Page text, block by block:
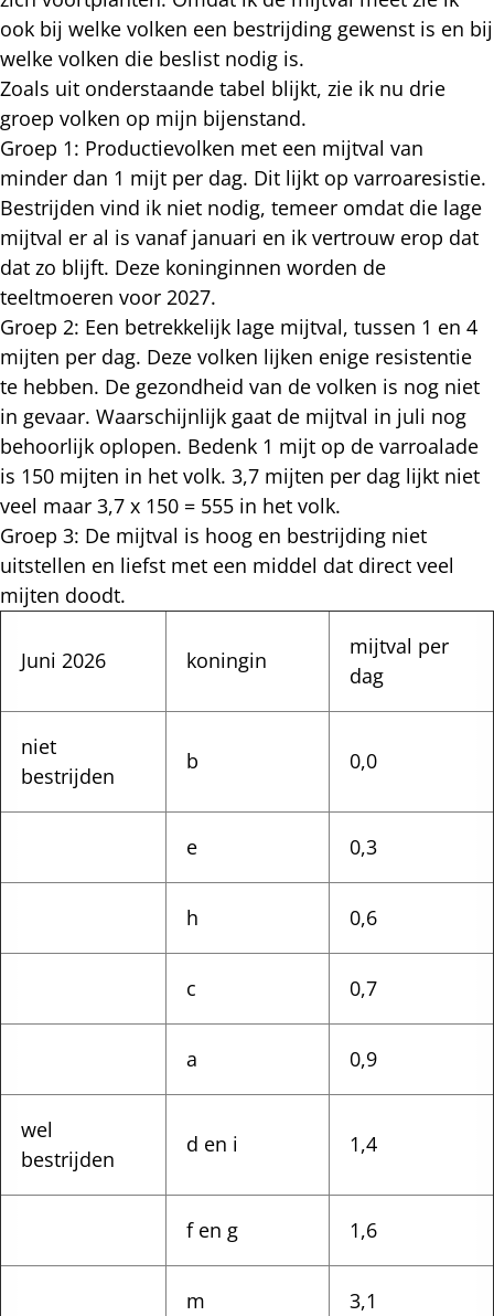
ook bij welke volken een bestrijding gewenst is en bij
welke volken die beslist nodig is.
Zoals uit onderstaande tabel blijkt, zie ik nu drie
groep volken op mijn bijenstand.
Groep 1: Productievolken met een mijtval van
minder dan 1 mijt per dag. Dit lijkt op varroaresistie.
Bestrijden vind ik niet nodig, temeer omdat die lage
mijtval er al is vanaf januari en ik vertrouw erop dat
dat zo blijft. Deze koninginnen worden de
teeltmoeren voor 2027.
Groep 2: Een betrekkelijk lage mijtval, tussen 1 en 4
mijten per dag. Deze volken lijken enige resistentie
te hebben. De gezondheid van de volken is nog niet
in gevaar. Waarschijnlijk gaat de mijtval in juli nog
behoorlijk oplopen. Bedenk 1 mijt op de varroalade
is 150 mijten in het volk. 3,7 mijten per dag lijkt niet
veel maar 3,7 x 150 = 555 in het volk.
Groep 3: De mijtval is hoog en bestrijding niet
uitstellen en liefst met een middel dat direct veel
mijten doodt.
Juni 2026 koningin
mijtval per
dag
niet
bestrijden
b 0,0
e 0,3
h 0,6
c 0,7
a 0,9
wel
bestrijden
d en i 1,4
f en g 1,6
m 3,1